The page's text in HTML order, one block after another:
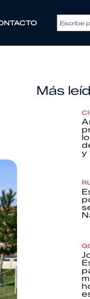
Más
y